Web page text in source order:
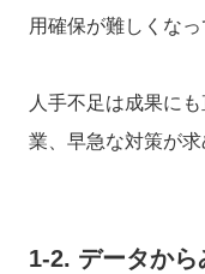
用確保が難しくなっ
人手不足は成果に
業、 早急な対策が求
1-2. データから